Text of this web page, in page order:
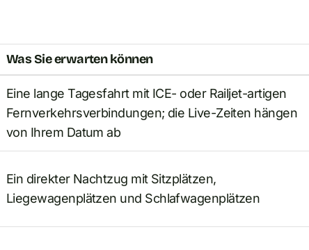
Was Sie erwarten können
Eine lange Tagesfahrt mit ICE- oder Railjet-artigen
Fernverkehrsverbindungen; die Live-Zeiten hängen
von Ihrem Datum ab
Ein direkter Nachtzug mit Sitzplätzen,
Liegewagenplätzen und Schlafwagenplätzen